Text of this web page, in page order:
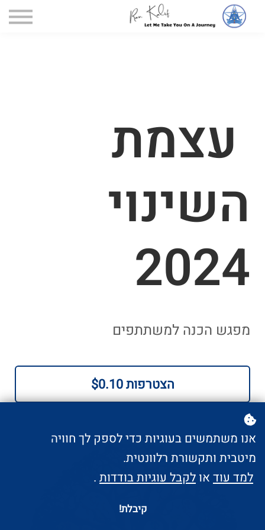
דף הקורסים
עצמת
השינוי
2024
מפגש הכנה למשתתפים
הצטרפות$0.10
אנו משתמשים בעוגיות כדי לספק לך חוויה
מיטבית ותקשורת רלוונטית.
למד עוד או לקבל עוגיות בודדות .
קיבלת!